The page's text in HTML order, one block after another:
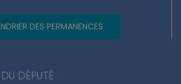
DES PERMANENCES
DÉPUTÉ